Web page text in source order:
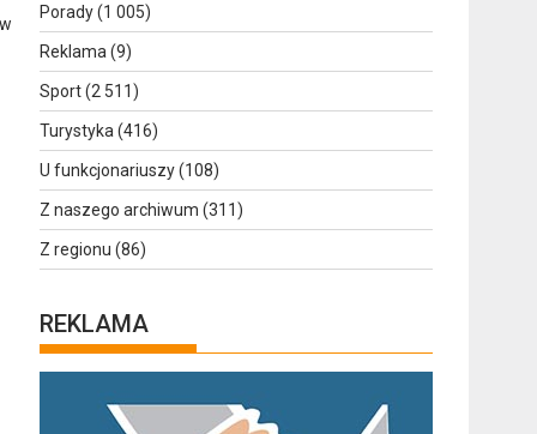
Porady(1 005)
Reklama (9)
Sport(2 511)
Turystyka (416)
U funkcjonariuszy(108)
Z naszego archiwum (311)
Z regionu (86)
REKLAMA